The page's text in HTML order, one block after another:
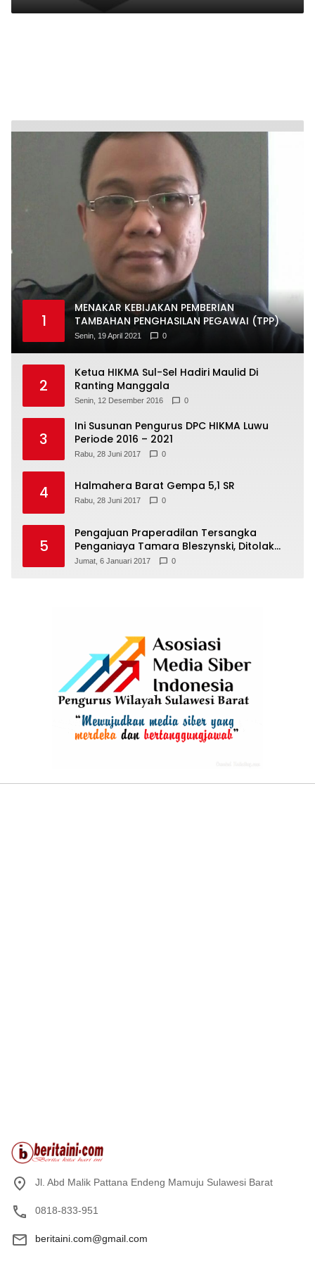
1
MENAKAR KEBIJAKAN PEMBERIAN
TAMBAHAN PENGHASILAN PEGAWAI (TPP)
Senin, 19 April 2021 0
2
Ketua HIKMA Sul-Sel Hadiri Maulid Di
Ranting Manggala
Senin, 12 Desember 2016 0
3
Ini Susunan Pengurus DPC HIKMA Luwu
Periode 2016 – 2021
Rabu, 28 Juni 2017 0
4 Halmahera Barat Gempa 5,1 SR
Rabu, 28 Juni 2017 0
5
Pengajuan Praperadilan Tersangka
Penganiaya Tamara Bleszynski, Ditolak
Hakim
Jumat, 6 Januari 2017 0
Jl. Abd Malik Pattana Endeng Mamuju Sulawesi Barat
0818-833-951
beritaini.com@gmail.com